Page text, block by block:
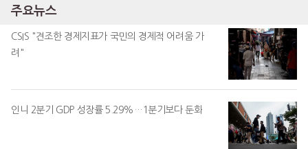
주요뉴스
CSIS "견조한 경제지표가 국민의 경제적 어려움 가
려"
인니 2분기 GDP 성장률 5.29%…1분기보다 둔화